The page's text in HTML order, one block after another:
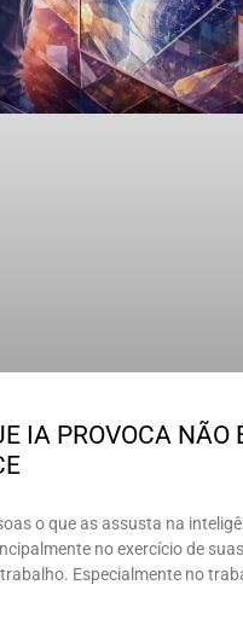
IA PROVOCA NÃO
o que as assusta na
no exercício de
Especialmente no